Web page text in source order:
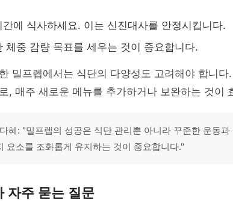
에 식사하세요. 이는 신진대사를 안정시킵니다.
체중 감량 목표를 세우는 것이 중요합니다.
밀프렙에서는 식단의 다양성도 고려해야 합니다
, 매주 새로운 메뉴를 추가하거나 보완하는 것이
혜: "밀프렙의 성공은 식단 관리뿐 아니라 꾸준한 운동
요소를 조화롭게 유지하는 것이 중요합니다."
자주 묻는 질문